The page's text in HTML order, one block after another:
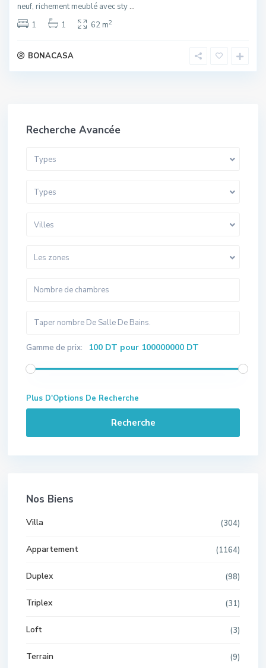
neuf, richement meublé avec sty...
1
1 62 m2
BONACASA
Recherche Avancée
Types
Types
Villes
Les zones
Gamme de prix: 100 DT pour 100000000 DT
Plus D'Options De Recherche
Recherche
Nos Biens
Villa (304)
Appartement (1164)
Duplex (98)
Triplex (31)
Loft (3)
Terrain (9)